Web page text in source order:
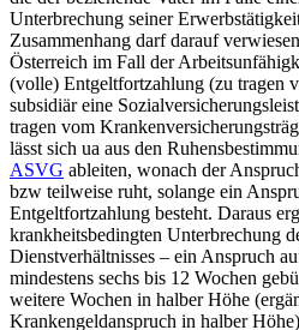
Unterbrechung seiner
Zusammenhang darf darauf
Österreich im Fall der
(volle) Entgeltfortzahlung (zu tragen
subsidiär eine
tragen vom
lässt sich ua aus den
ASVG ableiten, wonach der
bzw teilweise ruht, solange ein
Entgeltfortzahlung besteht. Daraus
krankheitsbedingten Unterbrechung
Dienstverhältnisses – ein Anspruch
mindestens sechs bis 12 Wochen
weitere Wochen in halber Höhe
Krankengeldanspruch in halber